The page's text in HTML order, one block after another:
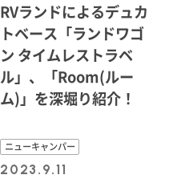
RVランドによるデュカ
トベース「ランドワゴ
ン タイムレストラベ
ル」、「Room(ルー
ム)」を深堀り紹介！
ニューキャンパー
2023.9.11